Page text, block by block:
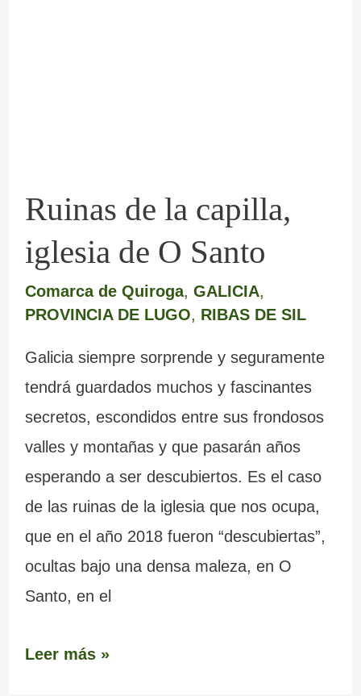
Ruinas de la capilla,
iglesia de O Santo
Comarca de Quiroga, GALICIA,
PROVINCIA DE LUGO, RIBAS DE SIL
Galicia siempre sorprende y seguramente
tendrá guardados muchos y fascinantes
secretos, escondidos entre sus frondosos
valles y montañas y que pasarán años
esperando a ser descubiertos. Es el caso
de las ruinas de la iglesia que nos ocupa,
que en el año 2018 fueron “descubiertas”,
ocultas bajo una densa maleza, en O
Santo, en el
Leer más »